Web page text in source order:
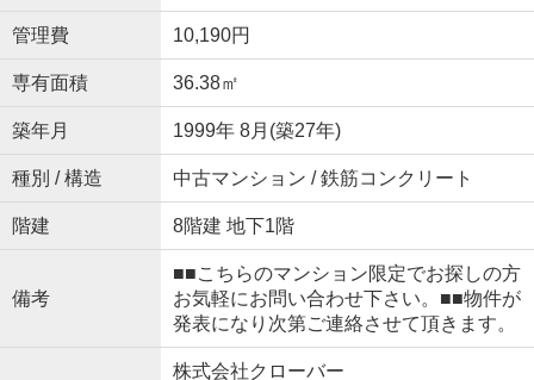
管理費 10,190円
専有面積 36.38㎡
築年月 1999年 8月(築27年)
種別 / 構造 中古マンション / 鉄筋コンクリート
階建 8階建 地下1階
備考
■■こちらのマンション限定でお探しの方
お気軽にお問い合わせ下さい。■■物件が
発表になり次第ご連絡させて頂きます。
株式会社クローバー